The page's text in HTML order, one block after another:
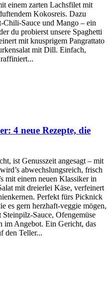
einem zarten Lachsfilet mit
Kokosreis. Dazu
Chili-Sauce und Mango – ein
du probierst unsere Spaghetti
mit knusprigem Pangrattato
mit Dill. Einfach,
4 neue Rezepte, die
ist Genusszeit angesagt – mit
abwechslungsreich, frisch
mit einem neuen Klassiker in
mit dreierlei Käse, verfeinert
Perfekt fürs Picknick
es gern herzhaft-veggie mögen,
Sauce, Ofengemüse
im Angebot. Ein Gericht, das
den Teller...